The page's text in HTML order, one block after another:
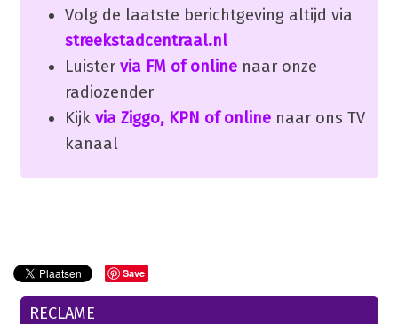
Volg de laatste berichtgeving altijd via
streekstadcentraal.nl
Luister via FM of onlinenaar onze
radiozender
Kijk via Ziggo, KPN of onlinenaar ons TV
kanaal
Save
RECLAME